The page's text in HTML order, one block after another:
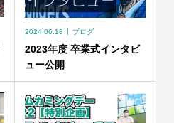
2024.06.18 ブログ
2023年度 卒業式インタビ
ュー公開